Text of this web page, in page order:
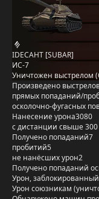
IDECAHT [SUBAR]
ИС-7
Уничтожен выстрелом
Произведено
прямых попаданий/
осколочно-фугасных
Нанесение урона3080
с дистанции свыше
Получено попаданий7
пробитий5
не нанёсших урон2
Получено попаданий
Урон,
Урон союзникам